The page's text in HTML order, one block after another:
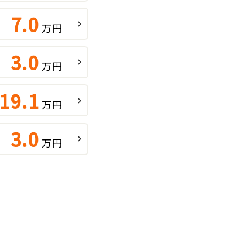
7.0 万円
3.0 万円
19.1 万円
3.0 万円